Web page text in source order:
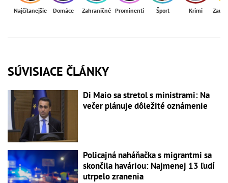
Najčítanejšie Domáce Zahraničné Prominenti Šport Krimi
SÚVISIACE ČLÁNKY
Di Maio sa stretol s ministrami: Na
večer plánuje dôležité oznámenie
Policajná naháňačka s migrantmi sa
skončila haváriou: Najmenej 13 ľudí
utrpelo zranenia